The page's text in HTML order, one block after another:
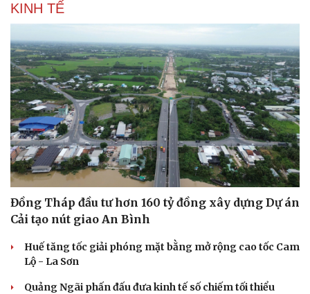
KINH TẾ
Đồng Tháp đầu tư hơn 160 tỷ đồng xây dựng Dự án
Cải tạo nút giao An Bình
Huế tăng tốc giải phóng mặt bằng mở rộng cao tốc Cam
Lộ - La Sơn
Quảng Ngãi phấn đấu đưa kinh tế số chiếm tối thiểu